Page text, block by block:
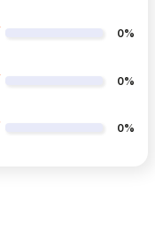
0%
0%
0%